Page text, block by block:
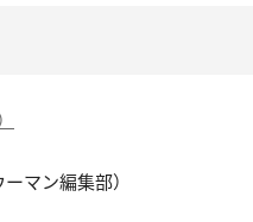
マン編集部）